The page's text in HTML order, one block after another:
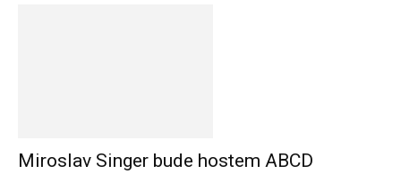
Miroslav Singer bude hostem ABCD